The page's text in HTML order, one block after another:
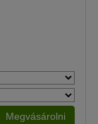
Megvásárolni